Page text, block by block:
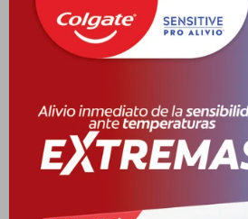
Envíos
Cambios y Devoluciones
Medios de pago